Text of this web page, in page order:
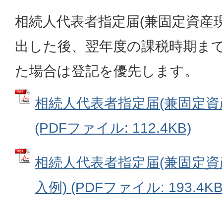
相続人代表者指定届(兼固定資産
出した後、翌年度の課税時期ま
た場合は登記を優先します。
相続人代表者指定届(兼固定
(PDFファイル: 112.4KB)
相続人代表者指定届(兼固定
入例) (PDFファイル: